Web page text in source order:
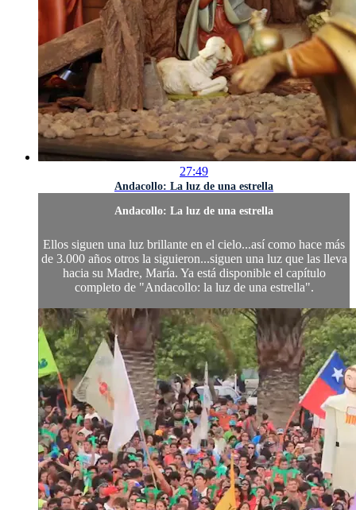
27:49
Andacollo: La luz de una estrella
Andacollo: La luz de una estrella
Ellos siguen una luz brillante en el cielo...así como hace más
de 3.000 años otros la siguieron...siguen una luz que las lleva
hacia su Madre, María. Ya está disponible el capítulo
completo de "Andacollo: la luz de una estrella".